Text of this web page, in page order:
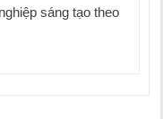
sáng tạo theo